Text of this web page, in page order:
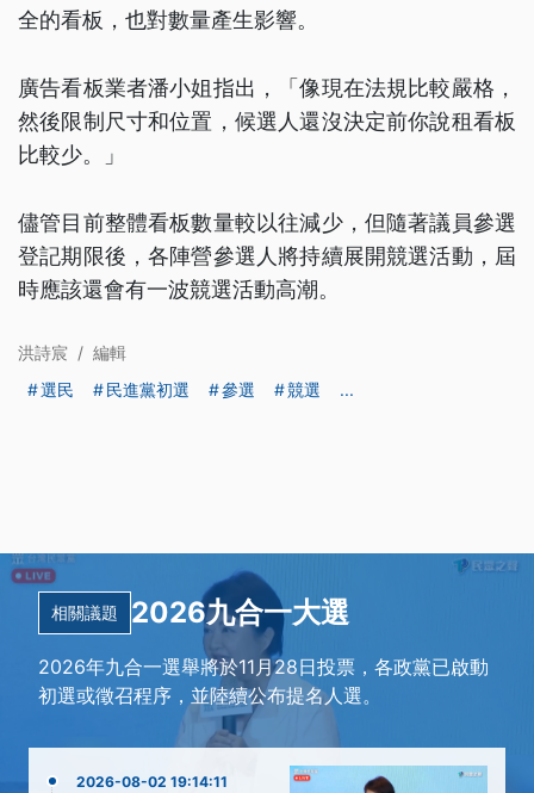
全的看板，也對數量產生影響。
廣告看板業者潘小姐指出，「像現在法規比較嚴格，
然後限制尺寸和位置，候選人還沒決定前你說租看板
比較少。」
儘管目前整體看板數量較以往減少，但隨著議員參選
登記期限後，各陣營參選人將持續展開競選活動，屆
時應該還會有一波競選活動高潮。
洪詩宸 / 編輯
選民
民進黨初選 參選 競選 ...
相關議題 2026九合一大選
2026年九合一選舉將於11月28日投票，各政黨已啟動
初選或徵召程序，並陸續公布提名人選。
2026-08-02 19:14:11